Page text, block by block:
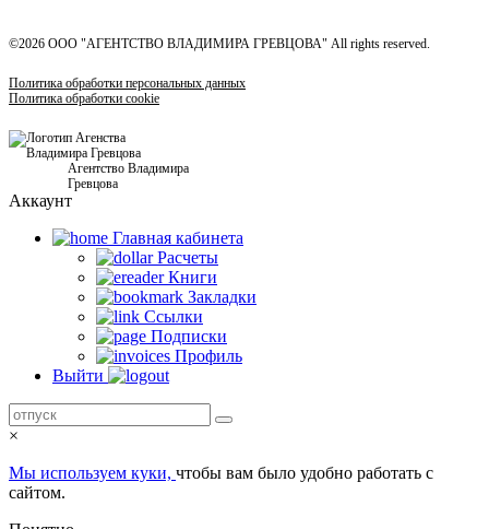
©2026 ООО "АГЕНТСТВО ВЛАДИМИРА ГРЕВЦОВА" All rights reserved.
Политика обработки персональных данных
Политика обработки cookie
Агентство Владимира
Гревцова
Аккаунт
Главная кабинетa
Расчеты
Книги
Закладки
Ссылки
Подписки
Профиль
Выйти
×
Мы используем куки, чтобы вам было удобно работать с
сайтом.